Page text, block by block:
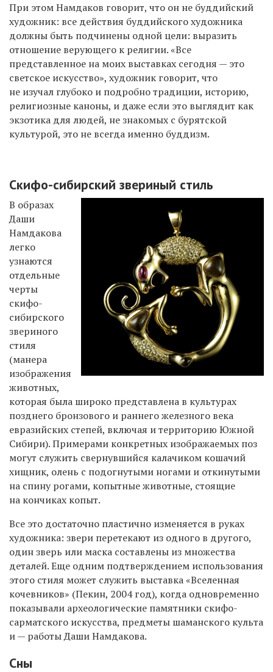
При этом Намдаков говорит, что он не буддийский
художник: все действия буддийского художника
должны быть подчинены одной цели: выразить
отношение верующего к религии. «Все
представленное на моих выставках сегодня — это
светское искусство», художник говорит, что
не изучал глубоко и подробно традиции, историю,
религиозные каноны, и даже если это выглядит как
экзотика для людей, не знакомых с бурятской
культурой, это не всегда именно буддизм.
Скифо-сибирский звериный стиль
В образах
Даши
Намдакова
легко
узнаются
отдельные
черты
скифо-
сибирского
звериного
стиля
(манера
изображения
животных,
которая была широко представлена в культурах
позднего бронзового и раннего железного века
евразийских степей, включая и территорию Южной
Сибири). Примерами конкретных изображаемых поз
могут служить свернувшийся калачиком кошачий
хищник, олень с подогнутыми ногами и откинутыми
на спину рогами, копытные животные, стоящие
на кончиках копыт.
Все это достаточно пластично изменяется в руках
художника: звери перетекают из одного в другого,
один зверь или маска составлены из множества
деталей. Еще одним подтверждением использования
этого стиля может служить выставка «Вселенная
кочевников» (Пекин, 2004 год), когда одновременно
показывали археологические памятники скифо-
сарматского искусства, предметы шаманского культа
и — работы Даши Намдакова.
Сны